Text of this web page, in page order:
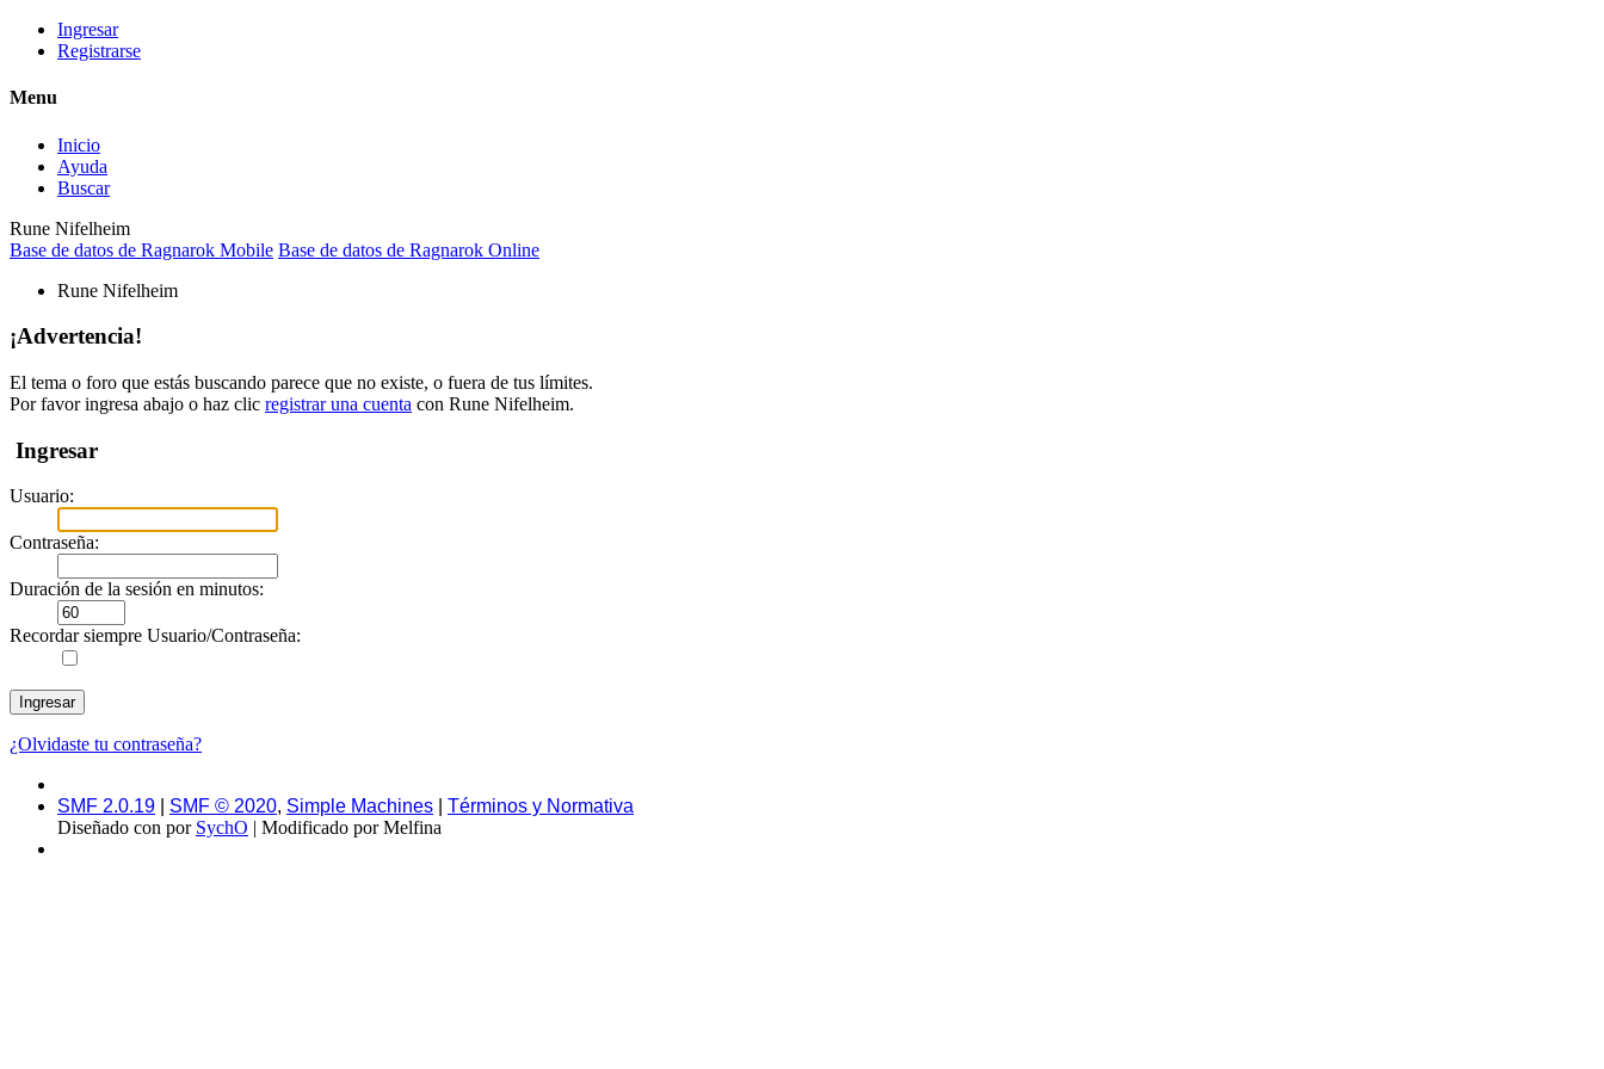
Ingresar
Registrarse
Menu
Inicio
Ayuda
Buscar
Rune Nifelheim
Base de datos de Ragnarok Mobile Base de datos de Ragnarok Online
Rune Nifelheim
¡Advertencia!
El tema o foro que estás buscando parece que no existe, o fuera de tus límites.
Por favor ingresa abajo o haz clic registrar una cuenta con Rune Nifelheim.
Ingresar
Usuario:
Contraseña:
Duración de la sesión en minutos:
Recordar siempre Usuario/Contraseña:
¿Olvidaste tu contraseña?
SMF 2.0.19 SMF © 2020, Simple Machines
Términos y Normativa
Diseñado con por SychO | Modificado por Melfina